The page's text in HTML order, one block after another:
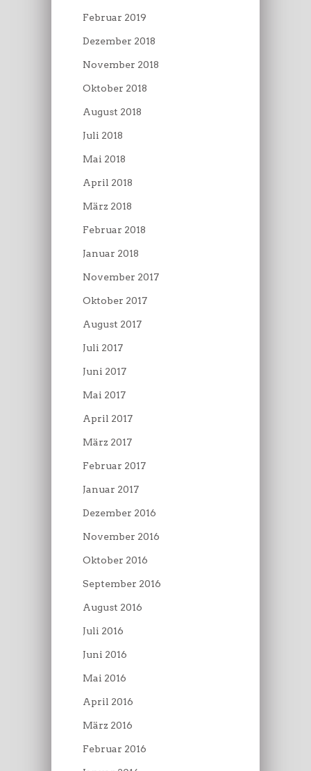
Februar 2019
Dezember 2018
November 2018
Oktober 2018
August 2018
Juli 2018
Mai 2018
April 2018
März 2018
Februar 2018
Januar 2018
November 2017
Oktober 2017
August 2017
Juli 2017
Juni 2017
Mai 2017
April 2017
März 2017
Februar 2017
Januar 2017
Dezember 2016
November 2016
Oktober 2016
September 2016
August 2016
Juli 2016
Juni 2016
Mai 2016
April 2016
März 2016
Februar 2016